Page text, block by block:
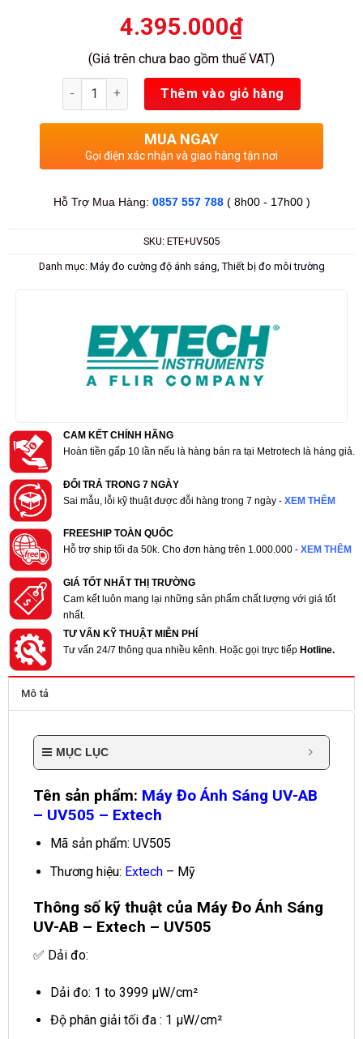
4.395.000₫
(Giá trên chưa bao gồm thuế VAT)
Số lượng Thêm vào giỏ hàng
MUA NGAY
Gọi điện xác nhận và giao hàng tận nơi
Hỗ Trợ Mua Hàng: 0857 557 788 ( 8h00 - 17h00 )
SKU: ETE+UV505
Danh mục: Máy đo cường độ ánh sáng, Thiết bị đo môi trường
CAM KẾT CHÍNH HÃNG
Hoàn tiền gấp 10 lần nếu là hàng bán ra tại Metrotech là hàng giả.
ĐỔI TRẢ TRONG 7 NGÀY
Sai mẫu, lỗi kỹ thuật được đỗi hàng trong 7 ngày - XEM THÊM
FREESHIP TOÀN QUỐC
Hỗ trợ ship tối đa 50k. Cho đơn hàng trên 1.000.000 - XEM THÊM
GIÁ TỐT NHẤT THỊ TRƯỜNG
Cam kết luôn mang lại những sản phẩm chất lượng với giá tốt
nhất.
TƯ VẤN KỸ THUẬT MIỄN PHÍ
Tư vấn 24/7 thông qua nhiều kênh. Hoặc gọi trực tiếp Hotline.
Mô tả
MỤC LỤC
Tên sản phẩm: Máy Đo Ánh Sáng UV-AB
– UV505 – Extech
Mã sản phẩm: UV505
Thương hiệu: Extech– Mỹ
Thông số kỹ thuật của Máy Đo Ánh Sáng
UV-AB – Extech – UV505
✅ Dải đo:
Dải đo: 1 to 3999 μW/cm²
Độ phân giải tối đa : 1 μW/cm²